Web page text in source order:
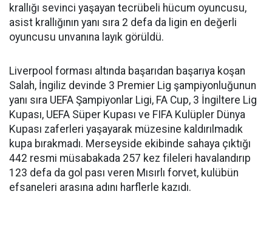
krallığı sevinci yaşayan tecrübeli hücum oyuncusu,
asist krallığının yanı sıra 2 defa da ligin en değerli
oyuncusu unvanına layık görüldü.
Liverpool forması altında başarıdan başarıya koşan
Salah, İngiliz devinde 3 Premier Lig şampiyonluğunun
yanı sıra UEFA Şampiyonlar Ligi, FA Cup, 3 İngiltere Lig
Kupası, UEFA Süper Kupası ve FIFA Kulüpler Dünya
Kupası zaferleri yaşayarak müzesine kaldırılmadık
kupa bırakmadı. Merseyside ekibinde sahaya çıktığı
442 resmi müsabakada 257 kez fileleri havalandırıp
123 defa da gol pası veren Mısırlı forvet, kulübün
efsaneleri arasına adını harflerle kazıdı.